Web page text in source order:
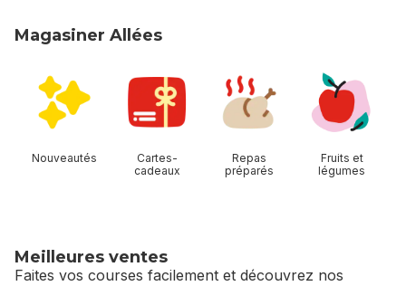
Magasiner Allées
Nouveautés
Cartes-
cadeaux
Repas
préparés
Fruits et
légumes
Meilleures ventes
Faites vos courses facilement et découvrez nos